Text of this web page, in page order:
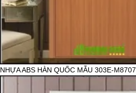
NHỰA ABS HÀN QUỐC MẪU 303E-M8707